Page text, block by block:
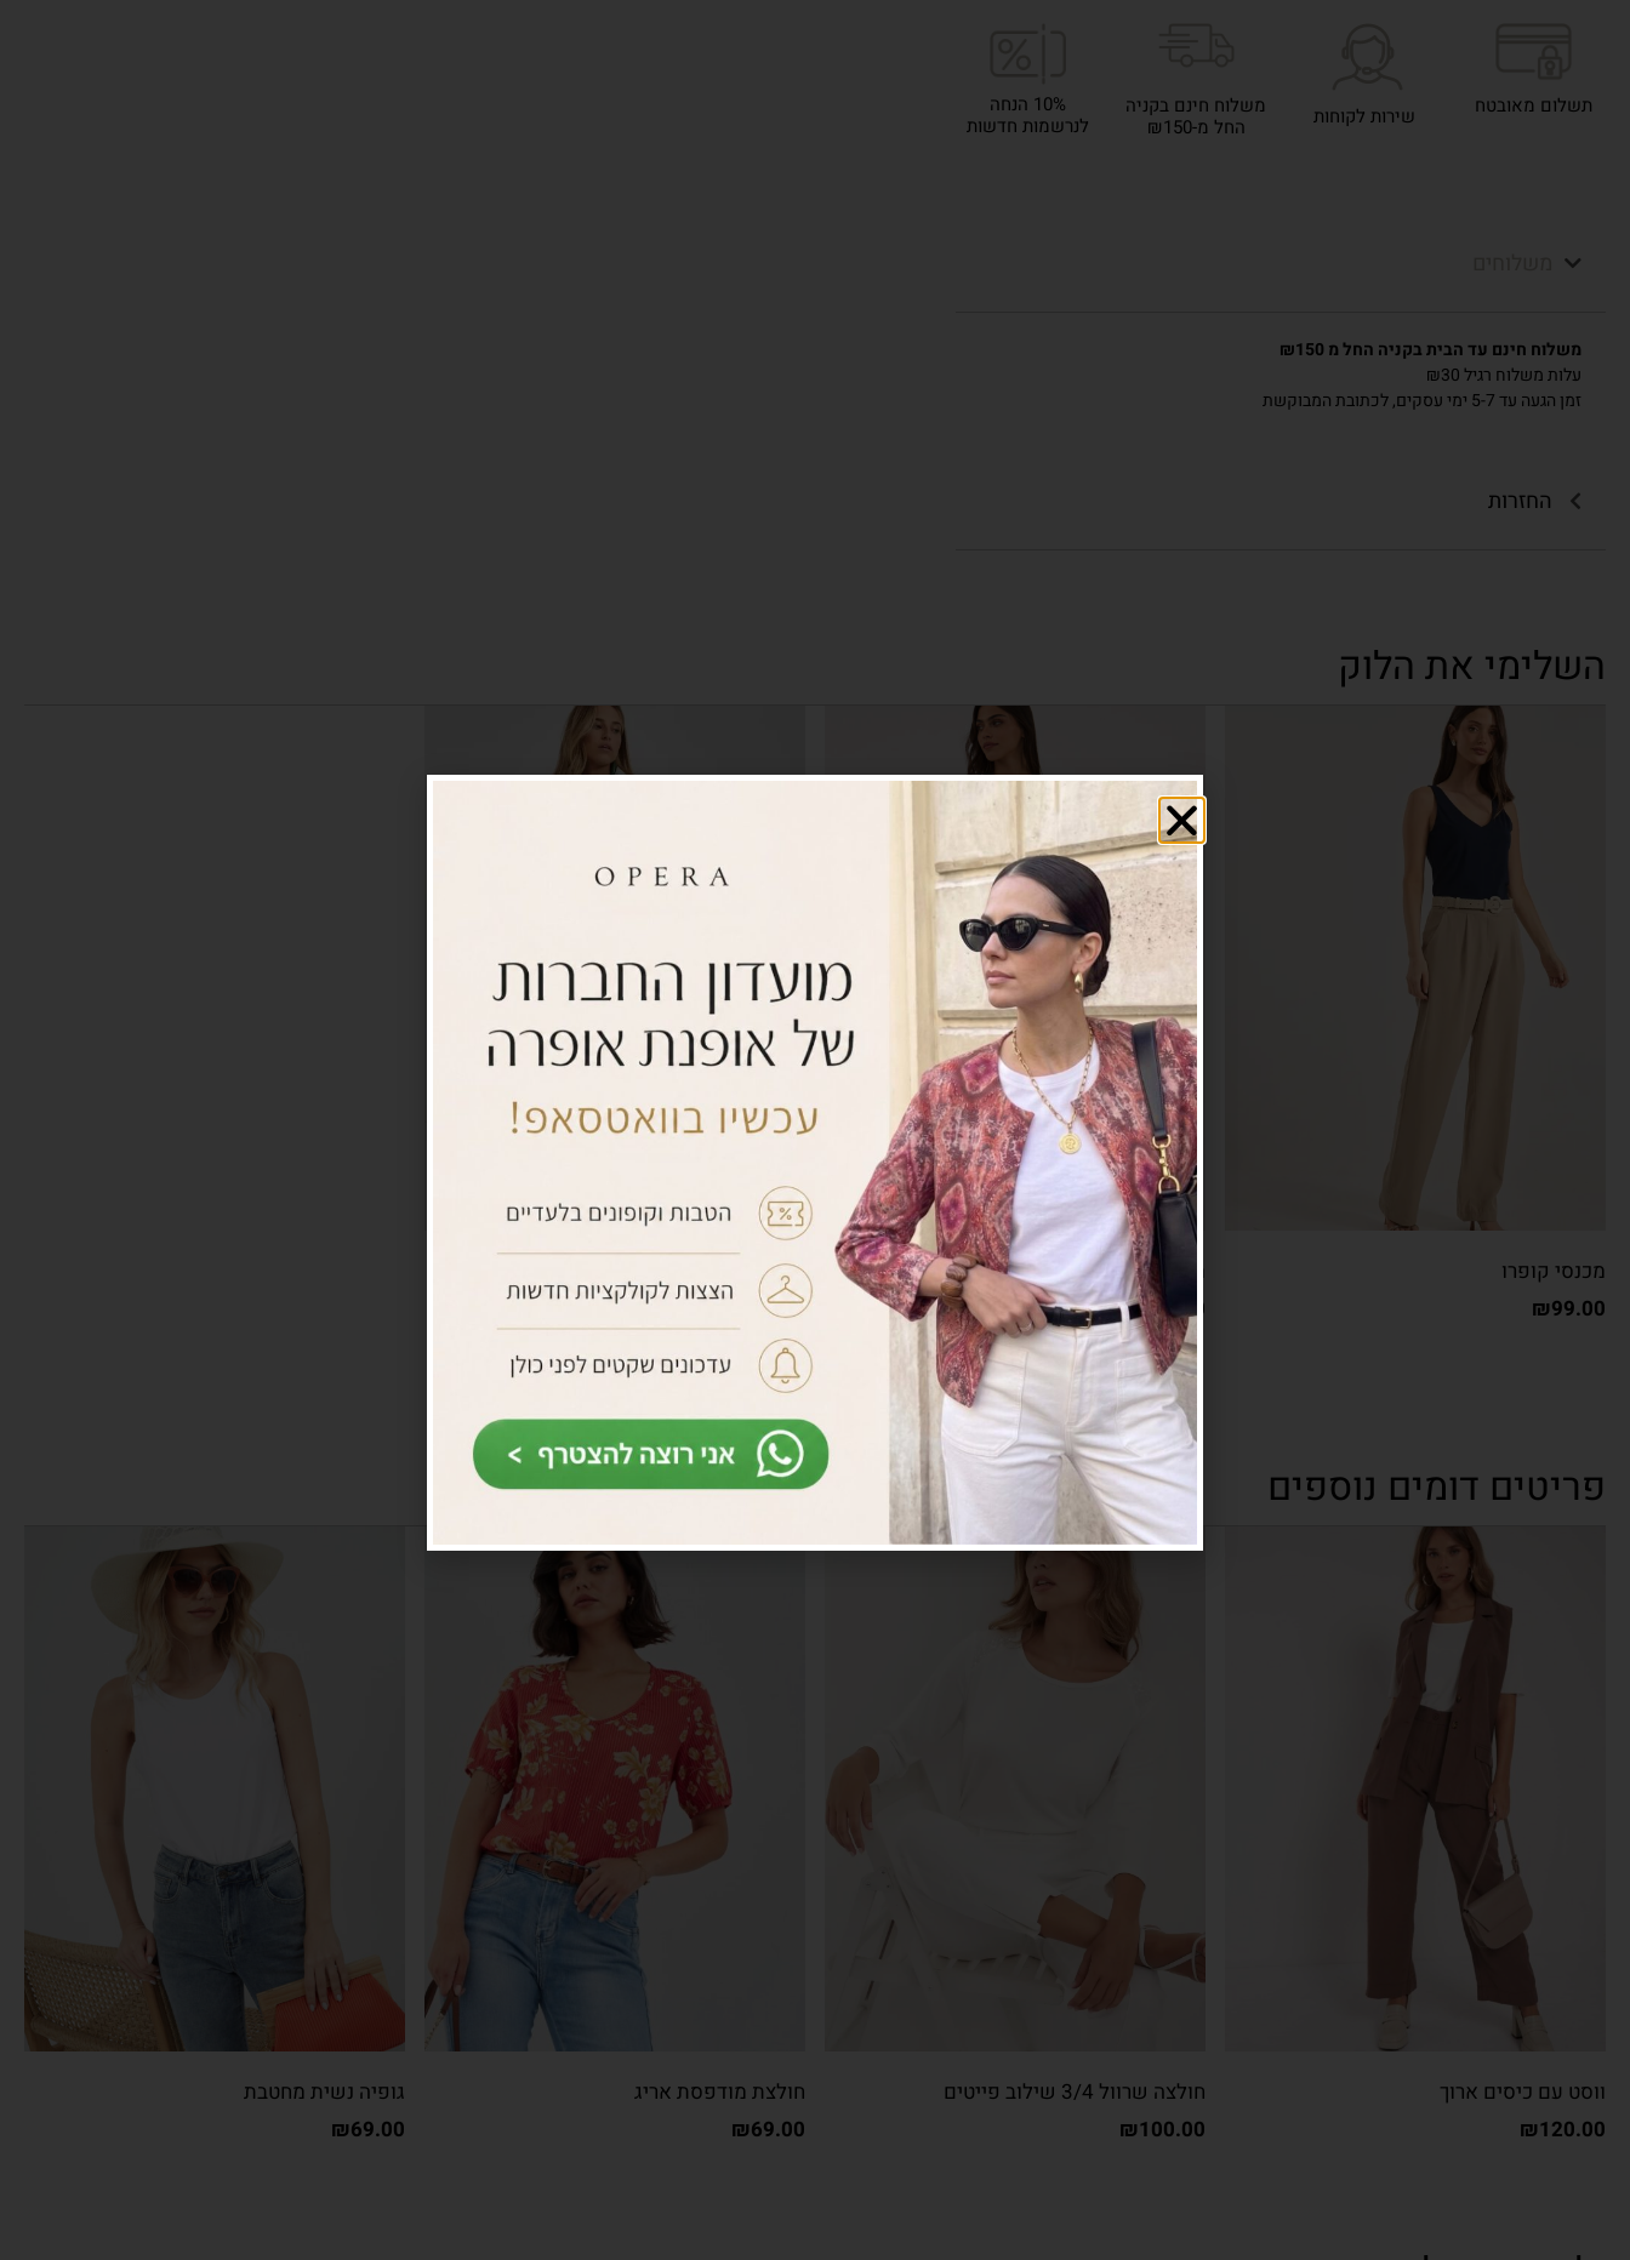
תשלום מאובטח שירות לקוחות
משלוח חינם בקניה
החל מ-₪150
10% הנחה
לנרשמות חדשות
משלוח חינם עד הבית בקניה החל מ ₪150
עלות משלוח רגיל ₪30
זמן הגעה עד 5-7 ימי עסקים, לכתובת המבוקשת
החזרות
השלימי את הלוק
מכנסי קופרו
₪99.00
מכנסי שילוב לייקרה ואריג עם כיסים
₪150.00
מכנס דגמ’ח
₪
170.00
פריטים דומים נוספים
ווסט עם כיסים ארוך
₪120.00
חולצה שרוול 3/4 שילוב פייטים
₪100.00
חולצת מודפסת אריג
₪69.00
גופיה נשית מחטבת
₪69.00